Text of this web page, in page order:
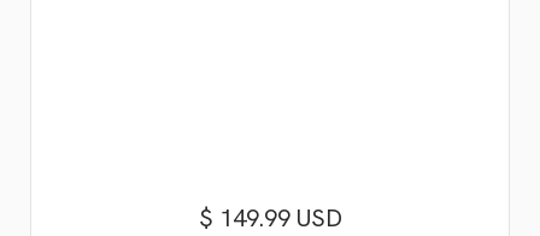
$ 149.99 USD